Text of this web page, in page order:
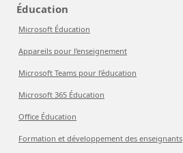
Éducation
Microsoft Éducation
Appareils pour l’enseignement
Microsoft Teams pour l’éducation
Microsoft 365 Éducation
Office Éducation
Formation et développement des enseignants